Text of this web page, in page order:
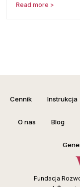
Read more >
Cennik Instrukcja
O nas Blog
Fundacja